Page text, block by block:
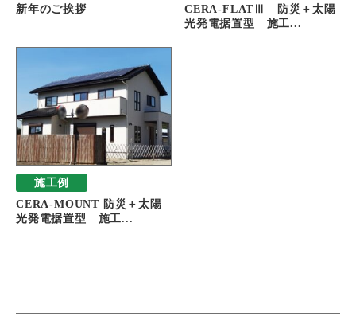
新年のご挨拶
CERA-FLATⅢ 防災＋太陽
光発電据置型 施工...
施工例
CERA-MOUNT 防災＋太陽
光発電据置型 施工...